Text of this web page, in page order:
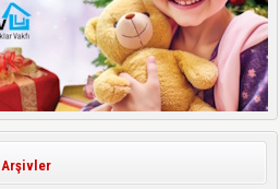
Arşivler